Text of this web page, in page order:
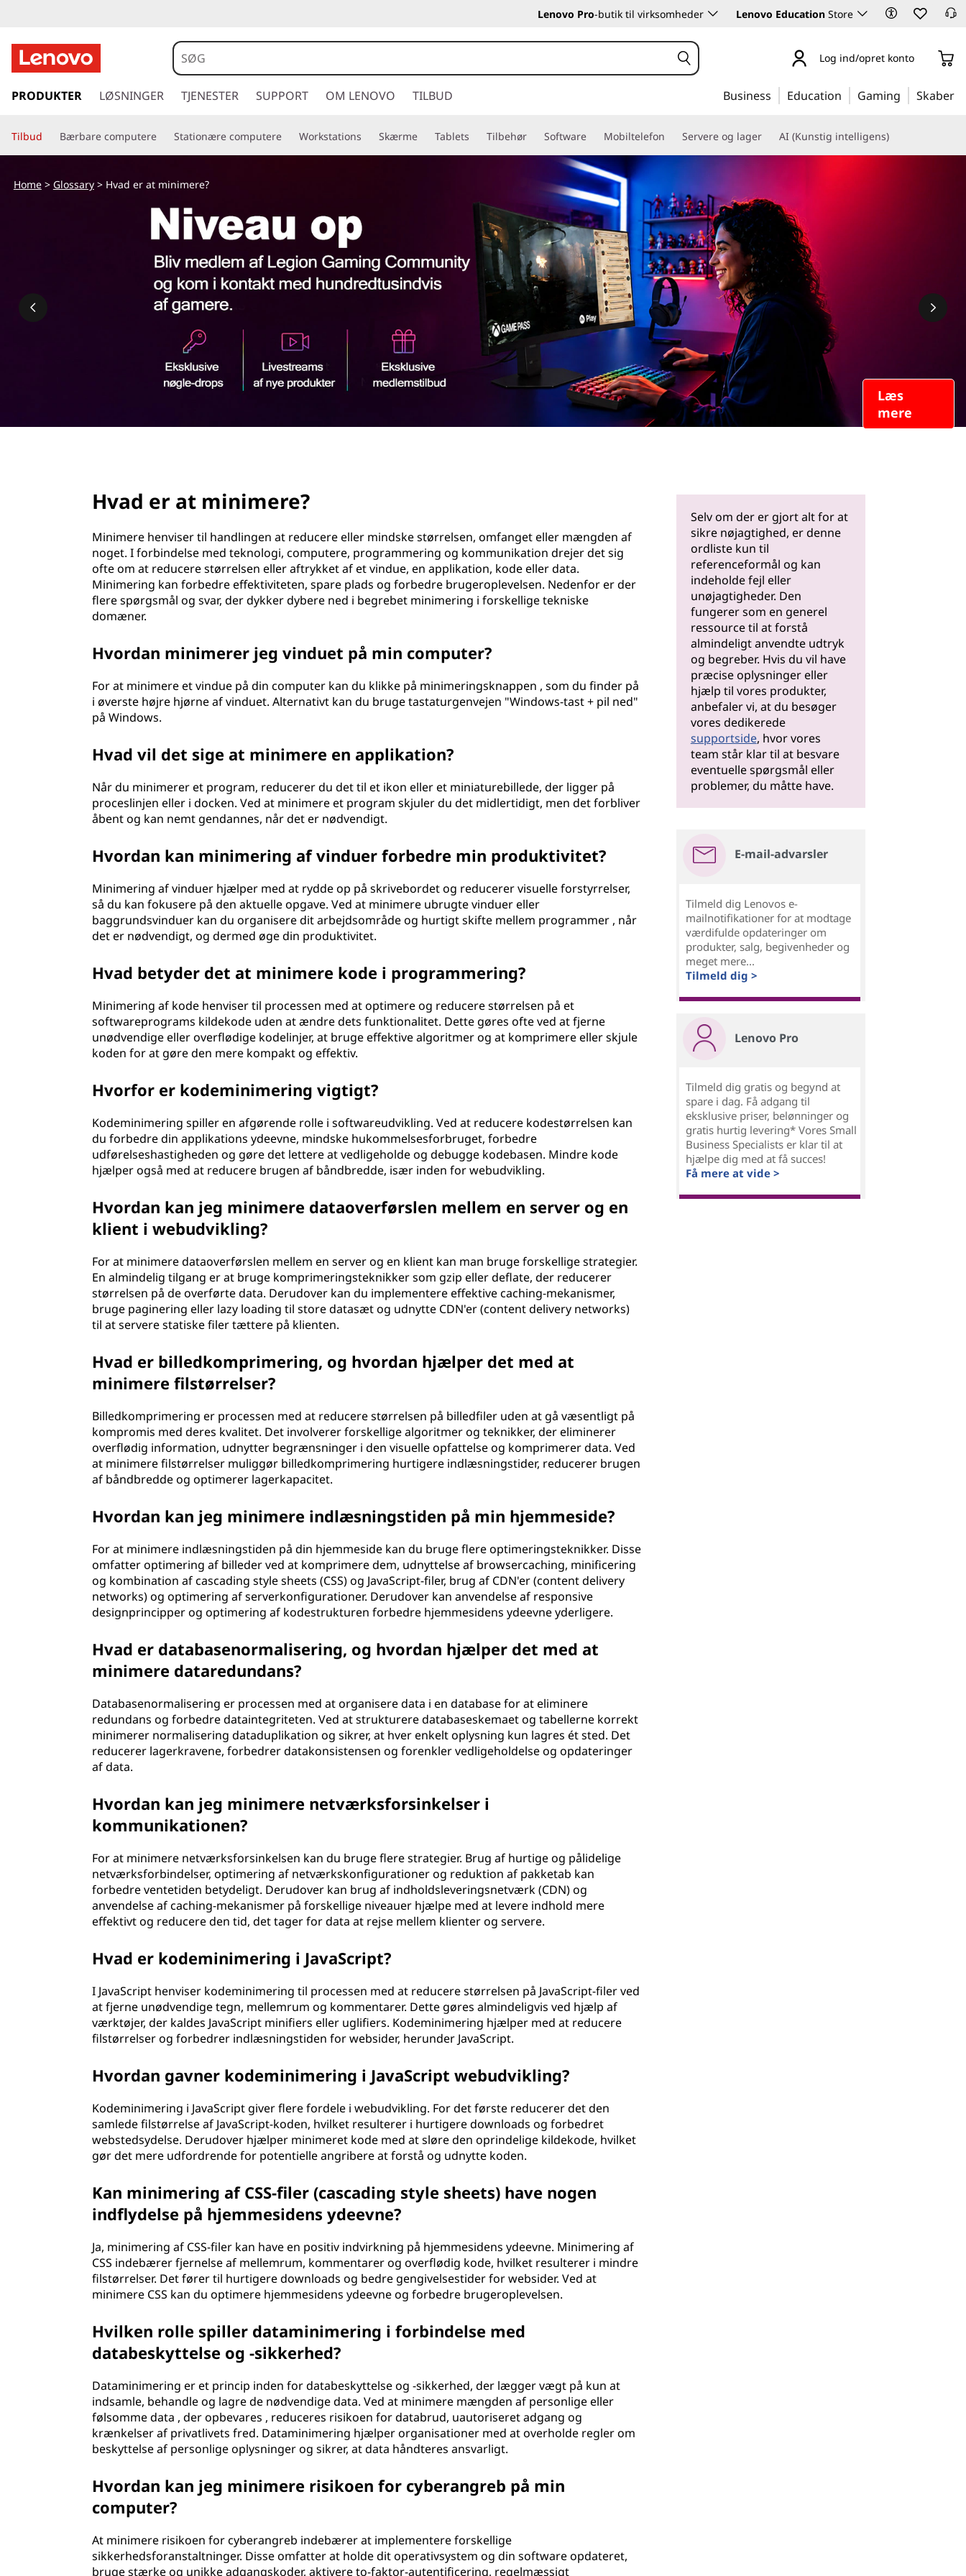
v
a
d
e
Lenovo Pro-butik til virksomheder Lenovo Education Store
p
n
g
i
Log ind/opret konto
PRODUKTER LØSNINGER TJENESTER SUPPORT OM LENOVO TILBUD Business Education Gaming Skaber
Tilbud Bærbare computere Stationære computere Workstations Skærme Tablets Tilbehør Software Mobiltelefon Servere og lager AI (Kunstig intelligens)
Læs
mere
Home> Glossary> Hvad er at minimere?
Hvad er at minimere?
Minimere henviser til handlingen at reducere eller mindske størrelsen, omfanget eller mængden af
noget. I forbindelse med teknologi, computere, programmering og kommunikation drejer det sig
ofte om at reducere størrelsen eller aftrykket af et vindue, en applikation, kode eller data.
Minimering kan forbedre effektiviteten, spare plads og forbedre brugeroplevelsen. Nedenfor er der
flere spørgsmål og svar, der dykker dybere ned i begrebet minimering i forskellige tekniske
domæner.
Hvordan minimerer jeg vinduet på min computer?
For at minimere et vindue på din computer kan du klikke på minimeringsknappen , som du finder på
i øverste højre hjørne af vinduet. Alternativt kan du bruge tastaturgenvejen "Windows-tast + pil ned"
på Windows.
Hvad vil det sige at minimere en applikation?
Når du minimerer et program, reducerer du det til et ikon eller et miniaturebillede, der ligger på
proceslinjen eller i docken. Ved at minimere et program skjuler du det midlertidigt, men det forbliver
åbent og kan nemt gendannes, når det er nødvendigt.
Hvordan kan minimering af vinduer forbedre min produktivitet?
Minimering af vinduer hjælper med at rydde op på skrivebordet og reducerer visuelle forstyrrelser,
så du kan fokusere på den aktuelle opgave. Ved at minimere ubrugte vinduer eller
baggrundsvinduer kan du organisere dit arbejdsområde og hurtigt skifte mellem programmer , når
det er nødvendigt, og dermed øge din produktivitet.
Hvad betyder det at minimere kode i programmering?
Minimering af kode henviser til processen med at optimere og reducere størrelsen på et
softwareprograms kildekode uden at ændre dets funktionalitet. Dette gøres ofte ved at fjerne
unødvendige eller overflødige kodelinjer, at bruge effektive algoritmer og at komprimere eller skjule
koden for at gøre den mere kompakt og effektiv.
Hvorfor er kodeminimering vigtigt?
Kodeminimering spiller en afgørende rolle i softwareudvikling. Ved at reducere kodestørrelsen kan
du forbedre din applikations ydeevne, mindske hukommelsesforbruget, forbedre
udførelseshastigheden og gøre det lettere at vedligeholde og debugge kodebasen. Mindre kode
hjælper også med at reducere brugen af båndbredde, især inden for webudvikling.
Hvordan kan jeg minimere dataoverførslen mellem en server og en
klient i webudvikling?
For at minimere dataoverførslen mellem en server og en klient kan man bruge forskellige strategier.
En almindelig tilgang er at bruge komprimeringsteknikker som gzip eller deflate, der reducerer
størrelsen på de overførte data. Derudover kan du implementere effektive caching-mekanismer,
bruge paginering eller lazy loading til store datasæt og udnytte CDN'er (content delivery networks)
til at servere statiske filer tættere på klienten.
Hvad er billedkomprimering, og hvordan hjælper det med at
minimere filstørrelser?
Billedkomprimering er processen med at reducere størrelsen på billedfiler uden at gå væsentligt på
kompromis med deres kvalitet. Det involverer forskellige algoritmer og teknikker, der eliminerer
overflødig information, udnytter begrænsninger i den visuelle opfattelse og komprimerer data. Ved
at minimere filstørrelser muliggør billedkomprimering hurtigere indlæsningstider, reducerer brugen
af båndbredde og optimerer lagerkapacitet.
Hvordan kan jeg minimere indlæsningstiden på min hjemmeside?
For at minimere indlæsningstiden på din hjemmeside kan du bruge flere optimeringsteknikker. Disse
omfatter optimering af billeder ved at komprimere dem, udnyttelse af browsercaching, minificering
og kombination af cascading style sheets (CSS) og JavaScript-filer, brug af CDN'er (content delivery
networks) og optimering af serverkonfigurationer. Derudover kan anvendelse af responsive
designprincipper og optimering af kodestrukturen forbedre hjemmesidens ydeevne yderligere.
Hvad er databasenormalisering, og hvordan hjælper det med at
minimere dataredundans?
Databasenormalisering er processen med at organisere data i en database for at eliminere
redundans og forbedre dataintegriteten. Ved at strukturere databaseskemaet og tabellerne korrekt
minimerer normalisering dataduplikation og sikrer, at hver enkelt oplysning kun lagres ét sted. Det
reducerer lagerkravene, forbedrer datakonsistensen og forenkler vedligeholdelse og opdateringer
af data.
Hvordan kan jeg minimere netværksforsinkelser i
kommunikationen?
For at minimere netværksforsinkelsen kan du bruge flere strategier. Brug af hurtige og pålidelige
netværksforbindelser, optimering af netværkskonfigurationer og reduktion af pakketab kan
forbedre ventetiden betydeligt. Derudover kan brug af indholdsleveringsnetværk (CDN) og
anvendelse af caching-mekanismer på forskellige niveauer hjælpe med at levere indhold mere
effektivt og reducere den tid, det tager for data at rejse mellem klienter og servere.
Hvad er kodeminimering i JavaScript?
I JavaScript henviser kodeminimering til processen med at reducere størrelsen på JavaScript-filer ved
at fjerne unødvendige tegn, mellemrum og kommentarer. Dette gøres almindeligvis ved hjælp af
værktøjer, der kaldes JavaScript minifiers eller uglifiers. Kodeminimering hjælper med at reducere
filstørrelser og forbedrer indlæsningstiden for websider, herunder JavaScript.
Hvordan gavner kodeminimering i JavaScript webudvikling?
Kodeminimering i JavaScript giver flere fordele i webudvikling. For det første reducerer det den
samlede filstørrelse af JavaScript-koden, hvilket resulterer i hurtigere downloads og forbedret
webstedsydelse. Derudover hjælper minimeret kode med at sløre den oprindelige kildekode, hvilket
gør det mere udfordrende for potentielle angribere at forstå og udnytte koden.
Kan minimering af CSS-filer (cascading style sheets) have nogen
indflydelse på hjemmesidens ydeevne?
Ja, minimering af CSS-filer kan have en positiv indvirkning på hjemmesidens ydeevne. Minimering af
CSS indebærer fjernelse af mellemrum, kommentarer og overflødig kode, hvilket resulterer i mindre
filstørrelser. Det fører til hurtigere downloads og bedre gengivelsestider for websider. Ved at
minimere CSS kan du optimere hjemmesidens ydeevne og forbedre brugeroplevelsen.
Hvilken rolle spiller dataminimering i forbindelse med
databeskyttelse og -sikkerhed?
Dataminimering er et princip inden for databeskyttelse og -sikkerhed, der lægger vægt på kun at
indsamle, behandle og lagre de nødvendige data. Ved at minimere mængden af personlige eller
følsomme data , der opbevares , reduceres risikoen for databrud, uautoriseret adgang og
krænkelser af privatlivets fred. Dataminimering hjælper organisationer med at overholde regler om
beskyttelse af personlige oplysninger og sikrer, at data håndteres ansvarligt.
Hvordan kan jeg minimere risikoen for cyberangreb på min
computer?
At minimere risikoen for cyberangreb indebærer at implementere forskellige
sikkerhedsforanstaltninger. Disse omfatter at holde dit operativsystem og din software opdateret,
bruge stærke og unikke adgangskoder, aktivere to-faktor-autentificering, regelmæssigt
Selv om der er gjort alt for at
sikre nøjagtighed, er denne
ordliste kun til
referenceformål og kan
indeholde fejl eller
unøjagtigheder. Den
fungerer som en generel
ressource til at forstå
almindeligt anvendte udtryk
og begreber. Hvis du vil have
præcise oplysninger eller
hjælp til vores produkter,
anbefaler vi, at du besøger
vores dedikerede
supportside, hvor vores
team står klar til at besvare
eventuelle spørgsmål eller
problemer, du måtte have.
E-mail-advarsler
Tilmeld dig Lenovos e-
mailnotifikationer for at modtage
værdifulde opdateringer om
produkter, salg, begivenheder og
meget mere...
Tilmeld dig >
Lenovo Pro
Tilmeld dig gratis og begynd at
spare i dag. Få adgang til
eksklusive priser, belønninger og
gratis hurtig levering* Vores Small
Business Specialists er klar til at
hjælpe dig med at få succes!
Få mere at vide >